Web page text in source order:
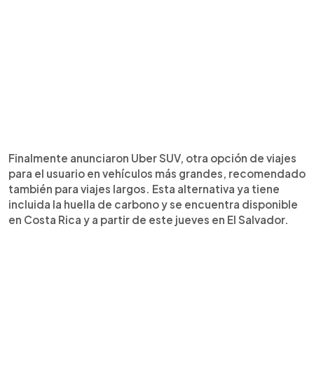
Finalmente anunciaron Uber SUV, otra opción de viajes
para el usuario en vehículos más grandes, recomendado
también para viajes largos. Esta alternativa ya tiene
incluida la huella de carbono y se encuentra disponible
en Costa Rica y a partir de este jueves en El Salvador.